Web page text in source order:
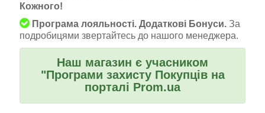
Кожного!
Програма лояльності. Додаткові Бонуси. За
подробицями звертайтесь до нашого менеджера.
Наш магазин є учасником
"Програми захисту Покупців на
порталі Prom.ua